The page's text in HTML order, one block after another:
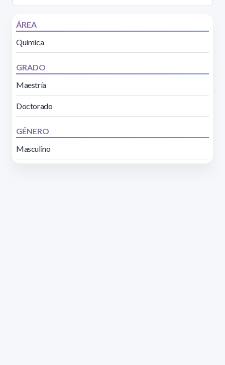
ÁREA
Química
GRADO
Maestría
Doctorado
GÉNERO
Masculino